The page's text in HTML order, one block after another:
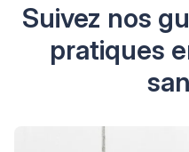
Suivez nos
pratiques